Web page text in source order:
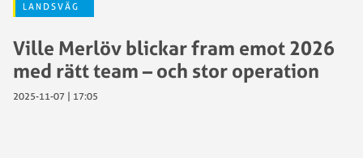
LANDSVÄG
Ville Merlöv blickar fram emot 2026
med rätt team – och stor operation
2025-11-07 | 17:05